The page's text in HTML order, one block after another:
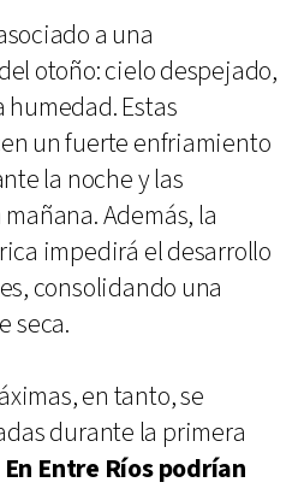
a una
otoño: cielo despejado,
humedad. Estas
un fuerte enfriamiento
la noche y las
Además, la
impedirá el desarrollo
consolidando una
seca.
en tanto, se
durante la primera
En Entre Ríos podrían